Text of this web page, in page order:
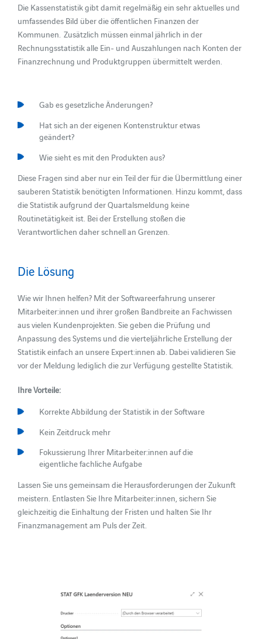
Die Kassenstatistik gibt damit regelmäßig ein sehr aktuelles und
umfassendes Bild über die öffentlichen Finanzen der
Kommunen. Zusätzlich müssen einmal jährlich in der
Rechnungsstatistik alle Ein- und Auszahlungen nach Konten der
Finanzrechnung und Produktgruppen übermittelt werden.
Gab es gesetzliche Änderungen?
Hat sich an der eigenen Kontenstruktur etwas
geändert?
Wie sieht es mit den Produkten aus?
Diese Fragen sind aber nur ein Teil der für die Übermittlung einer
sauberen Statistik benötigten Informationen. Hinzu kommt, dass
die Statistik aufgrund der Quartalsmeldung keine
Routinetätigkeit ist. Bei der Erstellung stoßen die
Verantwortlichen daher schnell an Grenzen.
Die Lösung
Wie wir Ihnen helfen? Mit der Softwareerfahrung unserer
Mitarbeiter:innen und ihrer großen Bandbreite an Fachwissen
aus vielen Kundenprojekten. Sie geben die Prüfung und
Anpassung des Systems und die vierteljährliche Erstellung der
Statistik einfach an unsere Expert:innen ab. Dabei validieren Sie
vor der Meldung lediglich die zur Verfügung gestellte Statistik.
Ihre Vorteile:
Korrekte Abbildung der Statistik in der Software
Kein Zeitdruck mehr
Fokussierung Ihrer Mitarbeiter:innen auf die
eigentliche fachliche Aufgabe
Lassen Sie uns gemeinsam die Herausforderungen der Zukunft
meistern. Entlasten Sie Ihre Mitarbeiter:innen, sichern Sie
gleichzeitig die Einhaltung der Fristen und halten Sie Ihr
Finanzmanagement am Puls der Zeit.